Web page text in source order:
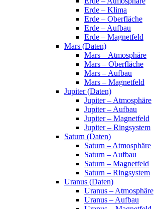
Erde – Klima
Erde – Oberfläche
Erde – Aufbau
Erde – Magnetfeld
Mars (Daten)
Mars – Atmosphäre
Mars – Oberfläche
Mars – Aufbau
Mars – Magnetfeld
Jupiter (Daten)
Jupiter – Atmosphäre
Jupiter – Aufbau
Jupiter – Magnetfeld
Jupiter – Ringsystem
Saturn (Daten)
Saturn – Atmosphäre
Saturn – Aufbau
Saturn – Magnetfeld
Saturn – Ringsystem
Uranus (Daten)
Uranus – Atmosphäre
Uranus – Aufbau